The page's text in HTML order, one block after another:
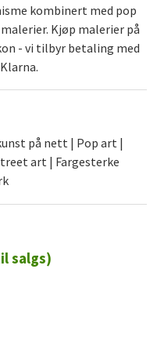
kombinert med pop
Kjøp malerier på
- vi tilbyr betaling med
på nett | Pop art |
art | Fargesterke
salgs)